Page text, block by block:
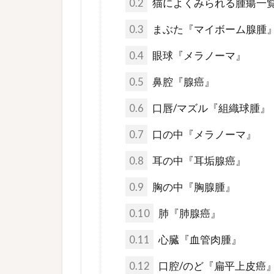
0.3 まぶた『マイボーム腺腫』
0.4 眼球『メラノーマ』
0.5 鼻腔『腺癌』
0.6 口唇/マズル『組織球腫』
0.7 口の中『メラノーマ』
0.8 耳の中『耳垢腺癌』
0.9 胸の中『胸腺腫』
0.10 肺『肺腺癌』
0.11 心臓『血管肉腫』
0.12 口腔/のど『扁平上皮癌』